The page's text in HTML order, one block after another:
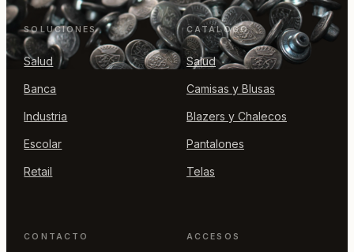
SOLUCIONES
Salud
Banca
Industria
Escolar
Retail
CATÁLOGO
Salud
Camisas y Blusas
Blazers y Chalecos
Pantalones
Telas
CONTACTO ACCESOS